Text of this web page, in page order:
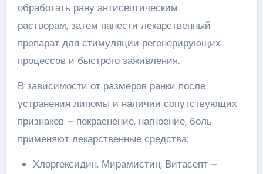
обработать рану антисептическим
растворам, затем нанести лекарственный
препарат для стимуляции регенерирующих
процессов и быстрого заживления.
В зависимости от размеров ранки после
устранения липомы и наличии сопутствующих
признаков – покраснение, нагноение, боль
применяют лекарственные средства:
Хлоргексидин, Мирамистин, Витасепт –